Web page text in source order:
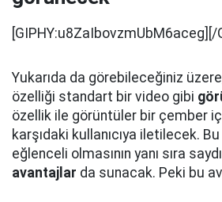
[GIPHY:u8ZaIbovzmUbM6aceg][/
Yukarıda da görebileceğiniz
özelliği standart bir video gibi
özellik ile görüntüler bir çember
karşıdaki kullanıcıya iletilecek.
eğlenceli olmasının yanı sıra
avantajlar da sunacak. Peki bu